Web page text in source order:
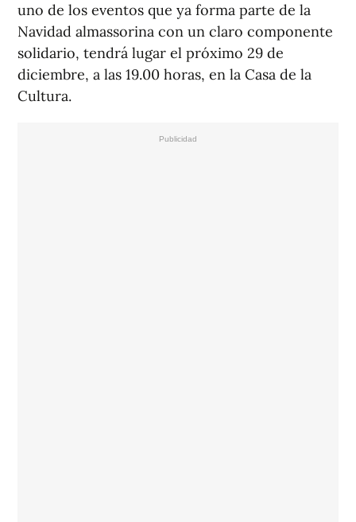
uno de los eventos que ya forma parte de la
Navidad almassorina con un claro componente
solidario, tendrá lugar el próximo 29 de
diciembre, a las 19.00 horas, en la Casa de la
Cultura.